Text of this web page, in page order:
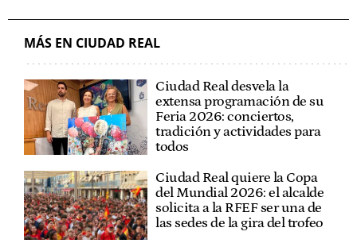
MÁS EN CIUDAD REAL
Ciudad Real desvela la
extensa programación de su
Feria 2026: conciertos,
tradición y actividades para
todos
Ciudad Real quiere la Copa
del Mundial 2026: el alcalde
solicita a la RFEF ser una de
las sedes de la gira del trofeo